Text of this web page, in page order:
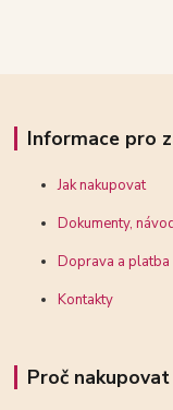
Informace pro
Jak nakupovat
Dokumenty,
Doprava a platba
Kontakty
Proč nakupovat